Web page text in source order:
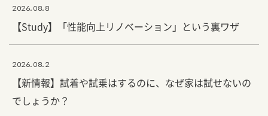
2026.08.8
【Study】「性能向上リノベーション」という裏ワザ
2026.08.2
【新情報】試着や試乗はするのに、なぜ家は試せないの
でしょうか？